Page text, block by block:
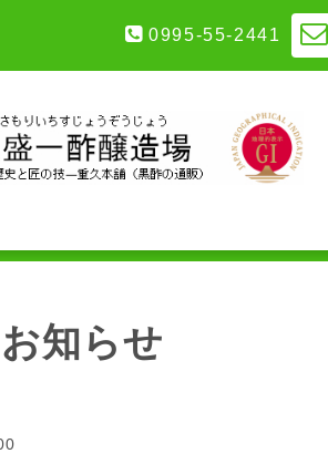
0995-55-2441
お知らせ